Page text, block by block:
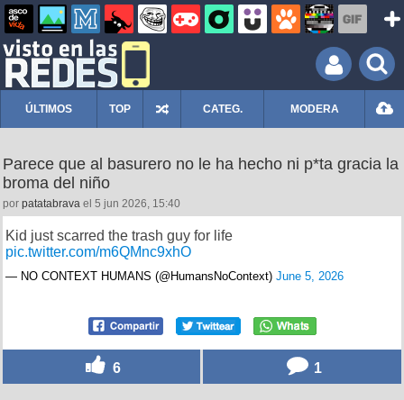
ÚLTIMOS TOP CATEG. MODERA
Parece que al basurero no le ha hecho ni p*ta gracia la
broma del niño
por patatabrava el 5 jun 2026, 15:40
Kid just scarred the trash guy for life
pic.twitter.com/m6QMnc9xhO
— NO CONTEXT HUMANS (@HumansNoContext) June 5, 2026
6 1